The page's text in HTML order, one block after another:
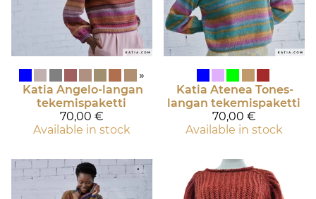
»
Katia Angelo-langan
tekemispaketti
70,00 €
Available in stock
Katia Atenea Tones-
langan tekemispaketti
70,00 €
Available in stock